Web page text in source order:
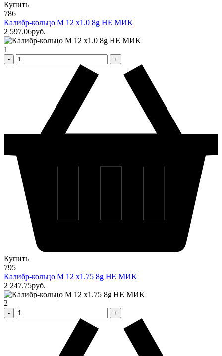
Купить
786
Калибр-кольцо М 12 х1.0 8g НЕ МИК
2 597.06pуб.
1
Купить
795
Калибр-кольцо М 12 х1.75 8g НЕ МИК
2 247.75pуб.
2